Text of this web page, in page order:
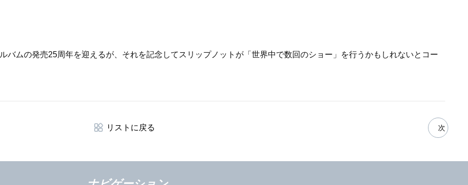
バムの発売25周年を迎えるが、それを記念してスリップノットが「世界中で数回のショー」を行うかもしれないとコー
リストに戻る 次